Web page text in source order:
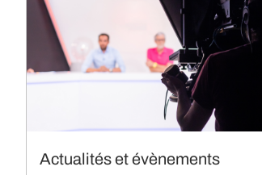
Actualités et évènements